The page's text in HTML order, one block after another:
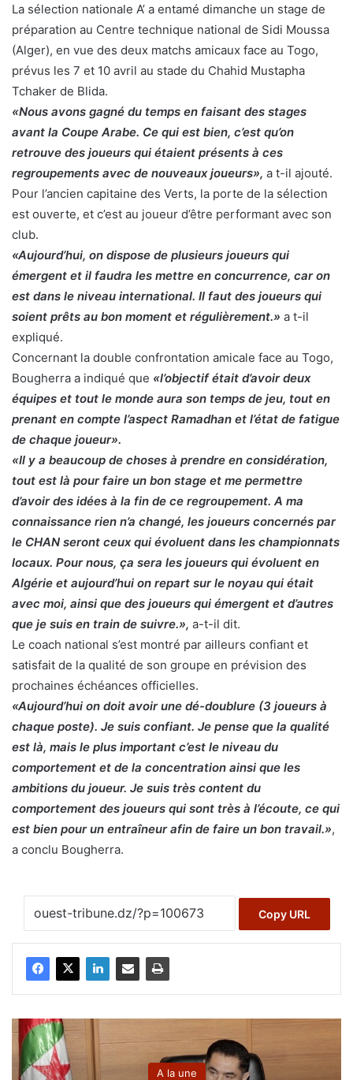
La sélection nationale A’ a entamé dimanche un stage de
préparation au Centre technique national de Sidi Moussa
(Alger), en vue des deux matchs amicaux face au Togo,
prévus les 7 et 10 avril au stade du Chahid Mustapha
Tchaker de Blida.
«Nous avons gagné du temps en faisant des stages
avant la Coupe Arabe. Ce qui est bien, c’est qu’on
retrouve des joueurs qui étaient présents à ces
regroupements avec de nouveaux joueurs», a t-il ajouté.
Pour l’ancien capitaine des Verts, la porte de la sélection
est ouverte, et c’est au joueur d’être performant avec son
club.
«Aujourd’hui, on dispose de plusieurs joueurs qui
émergent et il faudra les mettre en concurrence, car on
est dans le niveau international. Il faut des joueurs qui
soient prêts au bon moment et régulièrement.» a t-il
expliqué.
Concernant la double confrontation amicale face au Togo,
Bougherra a indiqué que «l’objectif était d’avoir deux
équipes et tout le monde aura son temps de jeu, tout en
prenant en compte l’aspect Ramadhan et l’état de fatigue
de chaque joueur».
«Il y a beaucoup de choses à prendre en considération,
tout est là pour faire un bon stage et me permettre
d’avoir des idées à la fin de ce regroupement. A ma
connaissance rien n’a changé, les joueurs concernés par
le CHAN seront ceux qui évoluent dans les championnats
locaux. Pour nous, ça sera les joueurs qui évoluent en
Algérie et aujourd’hui on repart sur le noyau qui était
avec moi, ainsi que des joueurs qui émergent et d’autres
que je suis en train de suivre.», a-t-il dit.
Le coach national s’est montré par ailleurs confiant et
satisfait de la qualité de son groupe en prévision des
prochaines échéances officielles.
«Aujourd’hui on doit avoir une dé-doublure (3 joueurs à
chaque poste). Je suis confiant. Je pense que la qualité
est là, mais le plus important c’est le niveau du
comportement et de la concentration ainsi que les
ambitions du joueur. Je suis très content du
comportement des joueurs qui sont très à l’écoute, ce qui
est bien pour un entraîneur afin de faire un bon travail.»,
a conclu Bougherra.
Copy URL
A la une